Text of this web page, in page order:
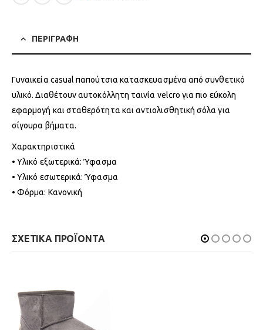
ΠΕΡΙΓΡΑΦΗ
Γυναικεία casual παπούτσια κατασκευασμένα από συνθετικό
υλικό. Διαθέτουν αυτοκόλλητη ταινία velcro για πιο εύκολη
εφαρμογή και σταθερότητα και αντιολισθητική σόλα για
σίγουρα βήματα.
Χαρακτηριστικά
• Υλικό εξωτερικά: Ύφασμα
• Υλικό εσωτερικά: Ύφασμα
• Φόρμα: Κανονική
ΣΧΕΤΙΚΑ ΠΡΟΪΟΝΤΑ